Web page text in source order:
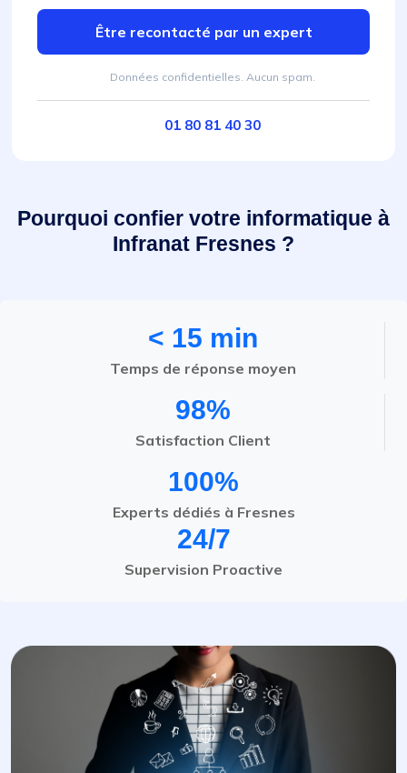
Être recontacté par un expert
Données confidentielles. Aucun spam.
01 80 81 40 30
Pourquoi confier votre informatique à
Infranat Fresnes ?
< 15 min
Temps de réponse moyen
98%
Satisfaction Client
100%
Experts dédiés à Fresnes
24/7
Supervision Proactive